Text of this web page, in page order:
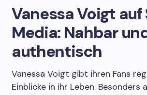
Vanessa Voigt auf
Media: Nahbar
authentisch
Vanessa Voigt gibt ihren Fans
Einblicke in ihr Leben. Besonders